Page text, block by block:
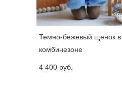
Темно-бежевый щенок в
комбинезоне
4 400 pуб.